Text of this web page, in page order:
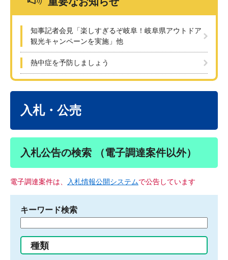
知事記者会見「楽しすぎるぞ岐阜！岐阜県アウトドア
観光キャンペーンを実施」他
熱中症を予防しましょう
入札・公売
入札公告の検索 （電子調達案件以外）
電子調達案件は、 入札情報公開システムで公告しています
キーワード検索
る
種類